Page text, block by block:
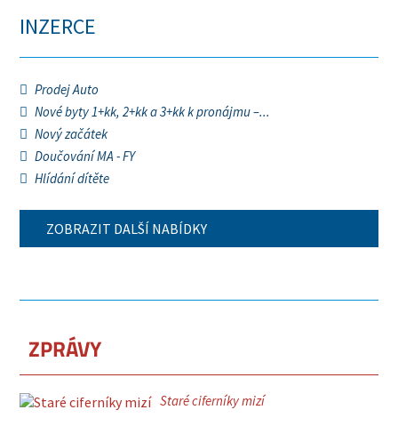
INZERCE
Prodej Auto
Nové byty 1+kk, 2+kk a 3+kk k pronájmu –...
Nový začátek
Doučování MA - FY
Hlídání dítěte
ZOBRAZIT DALŠÍ NABÍDKY
ZPRÁVY
Staré ciferníky mizí